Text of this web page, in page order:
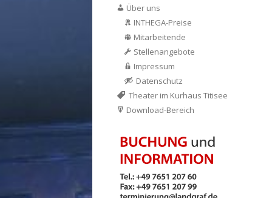
Über uns
INTHEGA-Preise
Mitarbeitende
Stellenangebote
Impressum
Datenschutz
Theater im Kurhaus Titisee
Download-Bereich